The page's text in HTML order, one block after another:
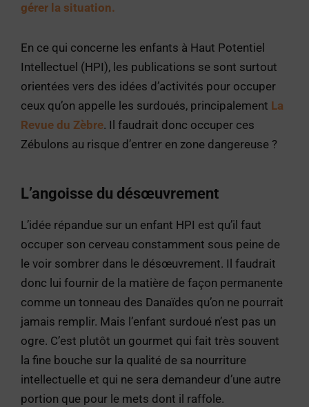
gérer la situation.
En ce qui concerne les enfants à Haut Potentiel
Intellectuel (HPI), les publications se sont surtout
orientées vers des idées d’activités pour occuper
ceux qu’on appelle les surdoués, principalement La
Revue du Zèbre. Il faudrait donc occuper ces
Zébulons au risque d’entrer en zone dangereuse ?
L’angoisse du désœuvrement
L’idée répandue sur un enfant HPI est qu’il faut
occuper son cerveau constamment sous peine de
le voir sombrer dans le désœuvrement. Il faudrait
donc lui fournir de la matière de façon permanente
comme un tonneau des Danaïdes qu’on ne pourrait
jamais remplir. Mais l’enfant surdoué n’est pas un
ogre. C’est plutôt un gourmet qui fait très souvent
la fine bouche sur la qualité de sa nourriture
intellectuelle et qui ne sera demandeur d’une autre
portion que pour le mets dont il raffole.